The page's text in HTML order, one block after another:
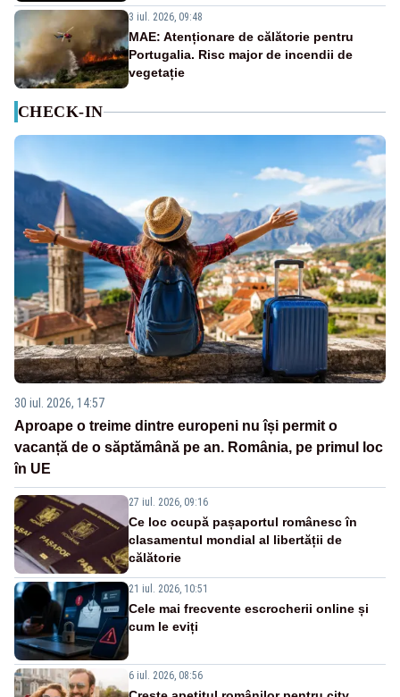
3 iul. 2026, 09:48
MAE: Atenționare de călătorie pentru
Portugalia. Risc major de incendii de
vegetație
CHECK-IN
30 iul. 2026, 14:57
Aproape o treime dintre europeni nu își permit o
vacanță de o săptămână pe an. România, pe primul loc
în UE
27 iul. 2026, 09:16
Ce loc ocupă pașaportul românesc în
clasamentul mondial al libertății de
călătorie
21 iul. 2026, 10:51
Cele mai frecvente escrocherii online și
cum le eviți
6 iul. 2026, 08:56